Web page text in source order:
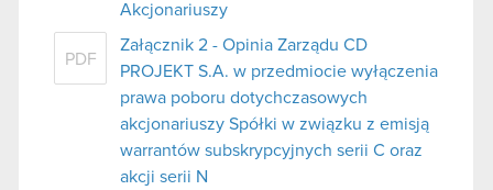
Akcjonariuszy
PDF
Załącznik 2 - Opinia Zarządu CD
PROJEKT S.A. w przedmiocie wyłączenia
prawa poboru dotychczasowych
akcjonariuszy Spółki w związku z emisją
warrantów subskrypcyjnych serii C oraz
akcji serii N